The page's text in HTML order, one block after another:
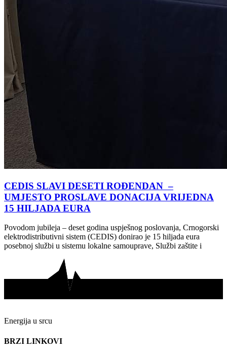
CEDIS SLAVI DESETI ROĐENDAN –
UMJESTO PROSLAVE DONACIJA VRIJEDNA
15 HILJADA EURA
Povodom jubileja – deset godina uspješnog poslovanja, Crnogorski
elektrodistributivni sistem (CEDIS) donirao je 15 hiljada eura
posebnoj službi u sistemu lokalne samouprave, Službi zaštite i
Energija u srcu
BRZI LINKOVI